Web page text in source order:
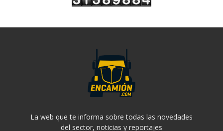
La web que te informa sobre todas las novedades
del sector, noticias y reportajes